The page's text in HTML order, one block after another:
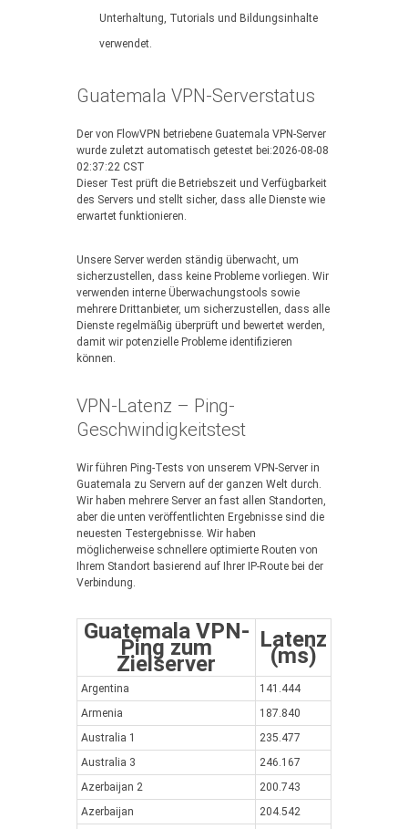
Unterhaltung, Tutorials und Bildungsinhalte
verwendet.
Guatemala VPN-Serverstatus
Der von FlowVPN betriebene Guatemala VPN-Server
wurde zuletzt automatisch getestet bei:2026-08-08
02:37:22 CST
Dieser Test prüft die Betriebszeit und Verfügbarkeit
des Servers und stellt sicher, dass alle Dienste wie
erwartet funktionieren.
Unsere Server werden ständig überwacht, um
sicherzustellen, dass keine Probleme vorliegen. Wir
verwenden interne Überwachungstools sowie
mehrere Drittanbieter, um sicherzustellen, dass alle
Dienste regelmäßig überprüft und bewertet werden,
damit wir potenzielle Probleme identifizieren
können.
VPN-Latenz – Ping-
Geschwindigkeitstest
Wir führen Ping-Tests von unserem VPN-Server in
Guatemala zu Servern auf der ganzen Welt durch.
Wir haben mehrere Server an fast allen Standorten,
aber die unten veröffentlichten Ergebnisse sind die
neuesten Testergebnisse. Wir haben
möglicherweise schnellere optimierte Routen von
Ihrem Standort basierend auf Ihrer IP-Route bei der
Verbindung.
Guatemala VPN-
Ping zum
Zielserver
Latenz
(ms)
Argentina
141.444
Armenia
187.840
Australia 1
235.477
Australia 3
246.167
Azerbaijan 2
200.743
Azerbaijan
204.542